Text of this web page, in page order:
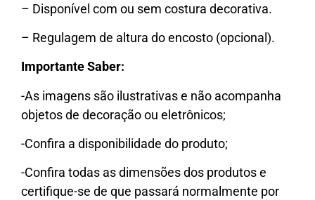
– Disponível com ou sem costura decorativa.
– Regulagem de altura do encosto (opcional).
Importante Saber:
-As imagens são ilustrativas e não acompanha
objetos de decoração ou eletrônicos;
-Confira a disponibilidade do produto;
-Confira todas as dimensões dos produtos e
certifique-se de que passará normalmente por